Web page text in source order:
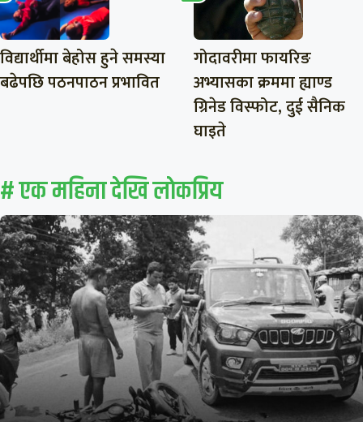
विद्यार्थीमा बेहोस हुने समस्या
बढेपछि पठनपाठन प्रभावित
गोदावरीमा फायरिङ
अभ्यासका क्रममा ह्याण्ड
ग्रिनेड विस्फोट, दुई सैनिक
घाइते
# एक महिना देखि लाेकप्रिय